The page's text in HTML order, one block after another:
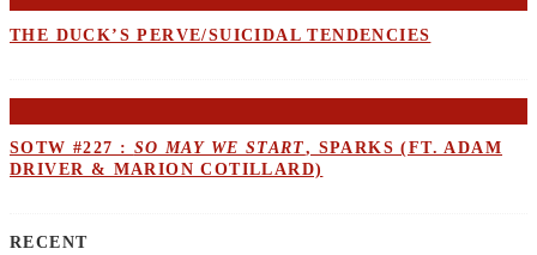
THE DUCK’S PERVE/SUICIDAL TENDENCIES
SOTW #227 : SO MAY WE START, SPARKS (FT. ADAM
DRIVER & MARION COTILLARD)
RECENT